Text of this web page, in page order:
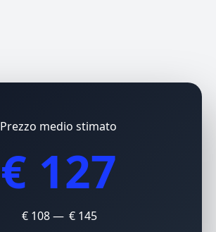
Prezzo medio stimato
€ 127
€ 108 — € 145